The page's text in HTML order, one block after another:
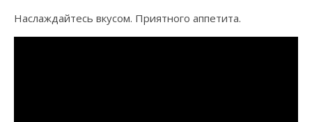
Наслаждайтесь вкусом. Приятного аппетита.